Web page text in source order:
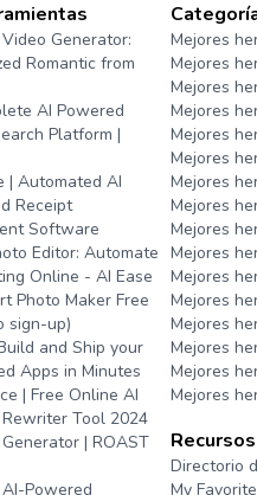
Generator:
Romantic from
AI Powered
Platform |
| Automated AI
Receipt
Software
Editor: Automate
Online - AI Ease
Photo Maker Free
sign-up)
and Ship your
Apps in Minutes
| Free Online AI
Tool 2024
| ROAST
Powered
Mejores
Mejores
Mejores
Mejores
Mejores
Mejores
Mejores
Mejores
Mejores
Mejores
Mejores
Mejores
Mejores
Mejores
Mejores
Mejores
Recursos
Directorio
My